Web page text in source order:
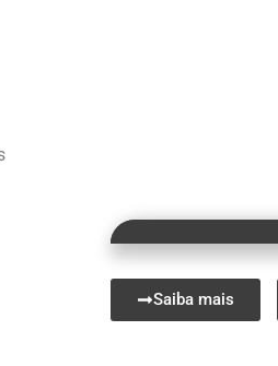
Saiba mais